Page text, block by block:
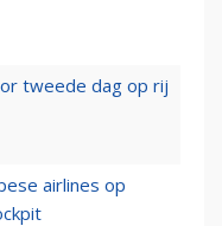
tweede dag op rij
airlines op